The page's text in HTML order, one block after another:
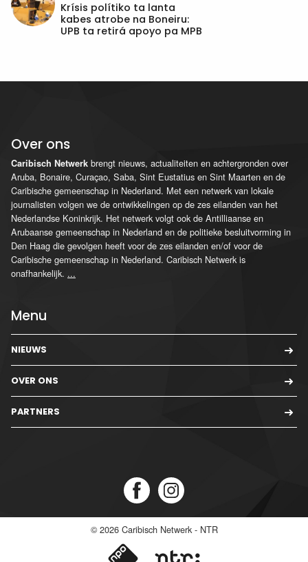
Krísis polítiko ta lanta
kabes atrobe na Boneiru:
UPB ta retirá apoyo pa MPB
Over ons
Caribisch Netwerk brengt nieuws, actualiteiten en achtergronden over
Aruba, Bonaire, Curaçao, Saba, Sint Eustatius en Sint Maarten en de
Caribische gemeenschap in Nederland. Met een netwerk van lokale
journalisten volgen we de ontwikkelingen op de zes eilanden van het
Nederlandse Koninkrijk. Het netwerk volgt ook de Antilliaanse en
Arubaanse gemeenschap in Nederland en de politieke besluitvorming in
Den Haag die gevolgen heeft voor de zes eilanden en/of voor de
Caribische gemeenschap in Nederland. Caribisch Netwerk is
onafhankelijk. ...
Menu
NIEUWS
OVER ONS
PARTNERS
© 2026 Caribisch Netwerk - NTR